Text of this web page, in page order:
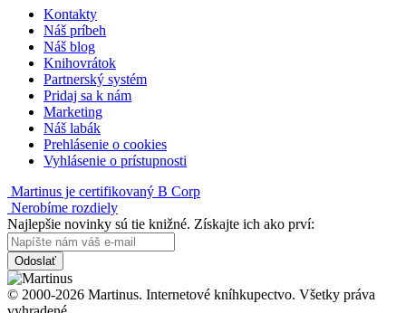
Kontakty
Náš príbeh
Náš blog
Knihovrátok
Partnerský systém
Pridaj sa k nám
Marketing
Náš labák
Prehlásenie o cookies
Vyhlásenie o prístupnosti
Martinus je certifikovaný B Corp
Nerobíme rozdiely
Najlepšie novinky sú tie knižné. Získajte ich ako prví:
Odoslať
© 2000-2026 Martinus. Internetové kníhkupectvo. Všetky práva